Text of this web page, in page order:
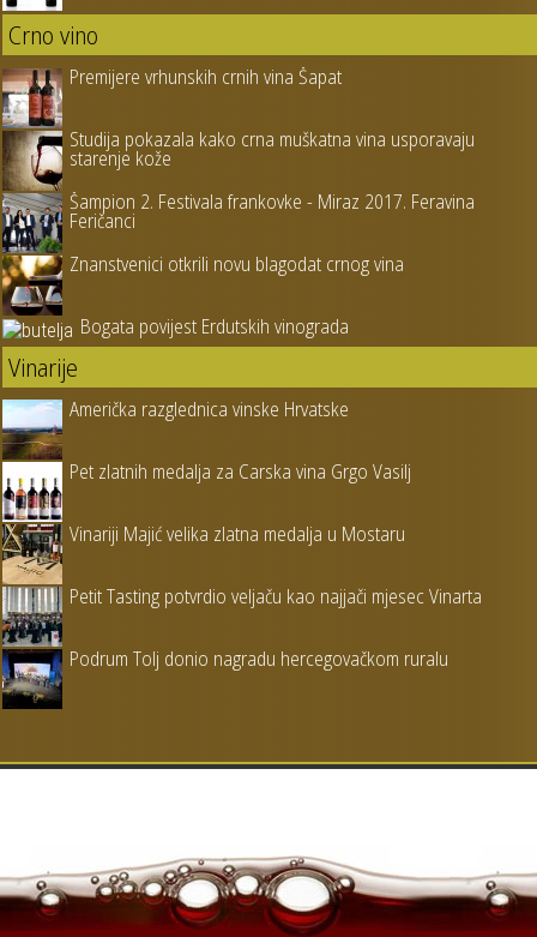
Crno vino
Premijere vrhunskih crnih vina Šapat
Studija pokazala kako crna muškatna vina usporavaju
starenje kože
Šampion 2. Festivala frankovke - Miraz 2017. Feravina
Feričanci
Znanstvenici otkrili novu blagodat crnog vina
Bogata povijest Erdutskih vinograda
Vinarije
Američka razglednica vinske Hrvatske
Pet zlatnih medalja za Carska vina Grgo Vasilj
Vinariji Majić velika zlatna medalja u Mostaru
Petit Tasting potvrdio veljaču kao najjači mjesec Vinarta
Podrum Tolj donio nagradu hercegovačkom ruralu